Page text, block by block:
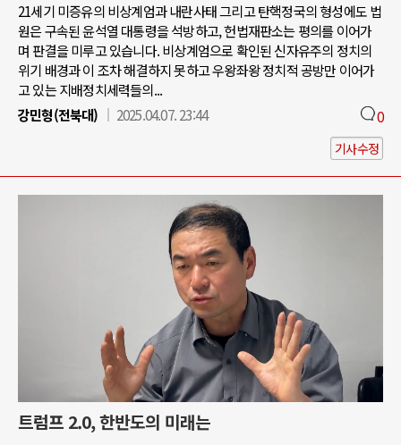
21세기 미증유의 비상계엄과 내란사태 그리고 탄핵정국의 형성에도 법
원은 구속된 윤석열 대통령을 석방하고, 헌법재판소는 평의를 이어가
며 판결을 미루고 있습니다. 비상계엄으로 확인된 신자유주의 정치의
위기 배경과 이 조차 해결하지 못하고 우왕좌왕 정치적 공방만 이어가
고 있는 지배정치세력들의...
강민형(전북대)
2025.04.07. 23:44 0
기사수정
트럼프 2.0, 한반도의 미래는